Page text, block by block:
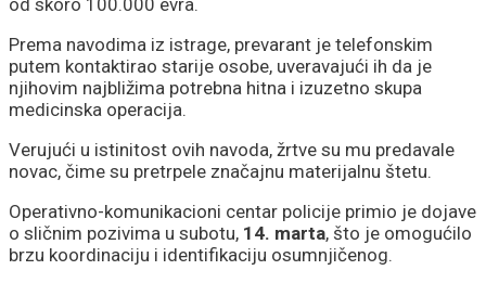
od skoro 100.000 evra.
Prema navodima iz istrage, prevarant je telefonskim
putem kontaktirao starije osobe, uveravajući ih da je
njihovim najbližima potrebna hitna i izuzetno skupa
medicinska operacija.
Verujući u istinitost ovih navoda, žrtve su mu predavale
novac, čime su pretrpele značajnu materijalnu štetu.
Operativno-komunikacioni centar policije primio je dojave
o sličnim pozivima u subotu, 14. marta, što je omogućilo
brzu koordinaciju i identifikaciju osumnjičenog.